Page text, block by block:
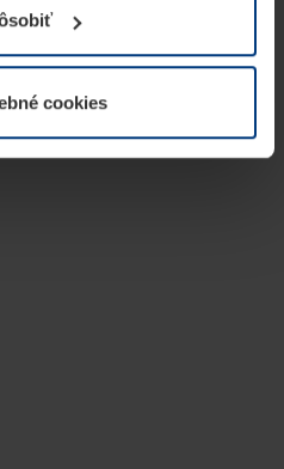
Vaše povolenie môžete
vo vysvetlení cookie
cookies